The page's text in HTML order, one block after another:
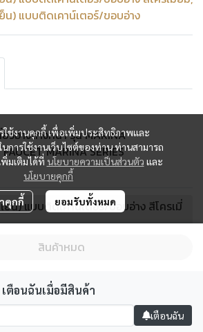
น) แบบติดเคาน์เตอร์/ขอบอ่าง
ยวอ่างล้างหน้า รุ่น MARINA
MARINA SERIES
ย็น) แบบติดเคาน์เตอร์/ขอบอ่าง สีโครเมี่
สินค้าหมด
เตือนฉันเมื่อมีสินค้า
เตือนฉัน
ใช้งานคุกกี้ เพื่อเพิ่มประสิทธิภาพและ
การใช้งานเว็บไซต์ของท่าน ท่านสามารถ
มเติมได้ที่ นโยบายความเป็นส่วนตัว และ
นโยบายคุกกี้
คุกกี้ ยอมรับทั้งหมด